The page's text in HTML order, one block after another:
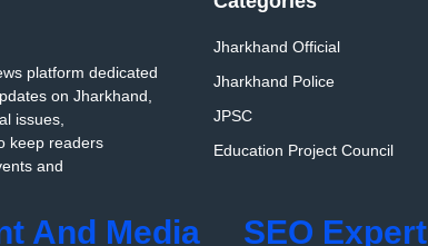
platform dedicated
on Jharkhand,
issues,
keep readers
and
Jharkhand Official
Jharkhand Police
JPSC
Education Project Council
And Media SEO Expert